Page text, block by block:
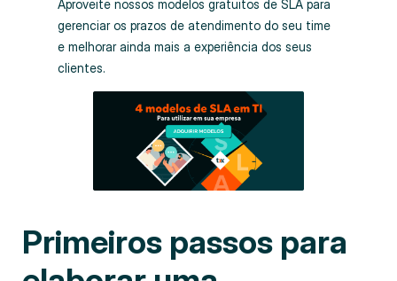
Aproveite nossos modelos gratuitos de SLA para
gerenciar os prazos de atendimento do seu time
e melhorar ainda mais a experiência dos seus
clientes.
Primeiros passos para